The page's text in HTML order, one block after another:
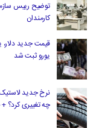
توضیح رییس
کارمندان
یورو ثبت شد
نرخ جدید
چه تغییری کرد؟